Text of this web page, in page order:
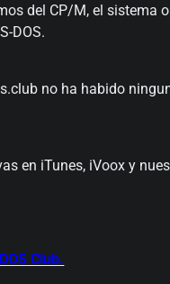
del CP/M, el sistema
DOS.
no ha habido
en iTunes, iVoox y
Club.